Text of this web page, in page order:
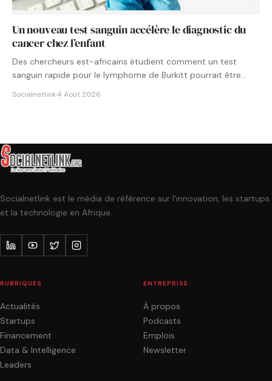
Un nouveau test sanguin accélère le diagnostic du
cancer chez l’enfant
Des chercheurs est-africains étudient comment un test
sanguin rapide pour le lymphome de Burkitt pourrait être
Socialnetlink·4 Août 2026
Socialnetlink est le média de référence sur l'innovation, les startups
et la technologie en Afrique.
RUBRIQUES
Actualités
Startups
Financement
Data & Intelligence
Leaders
ENTREPRISE
À propos
Podcasts
Emplois
Newsletter